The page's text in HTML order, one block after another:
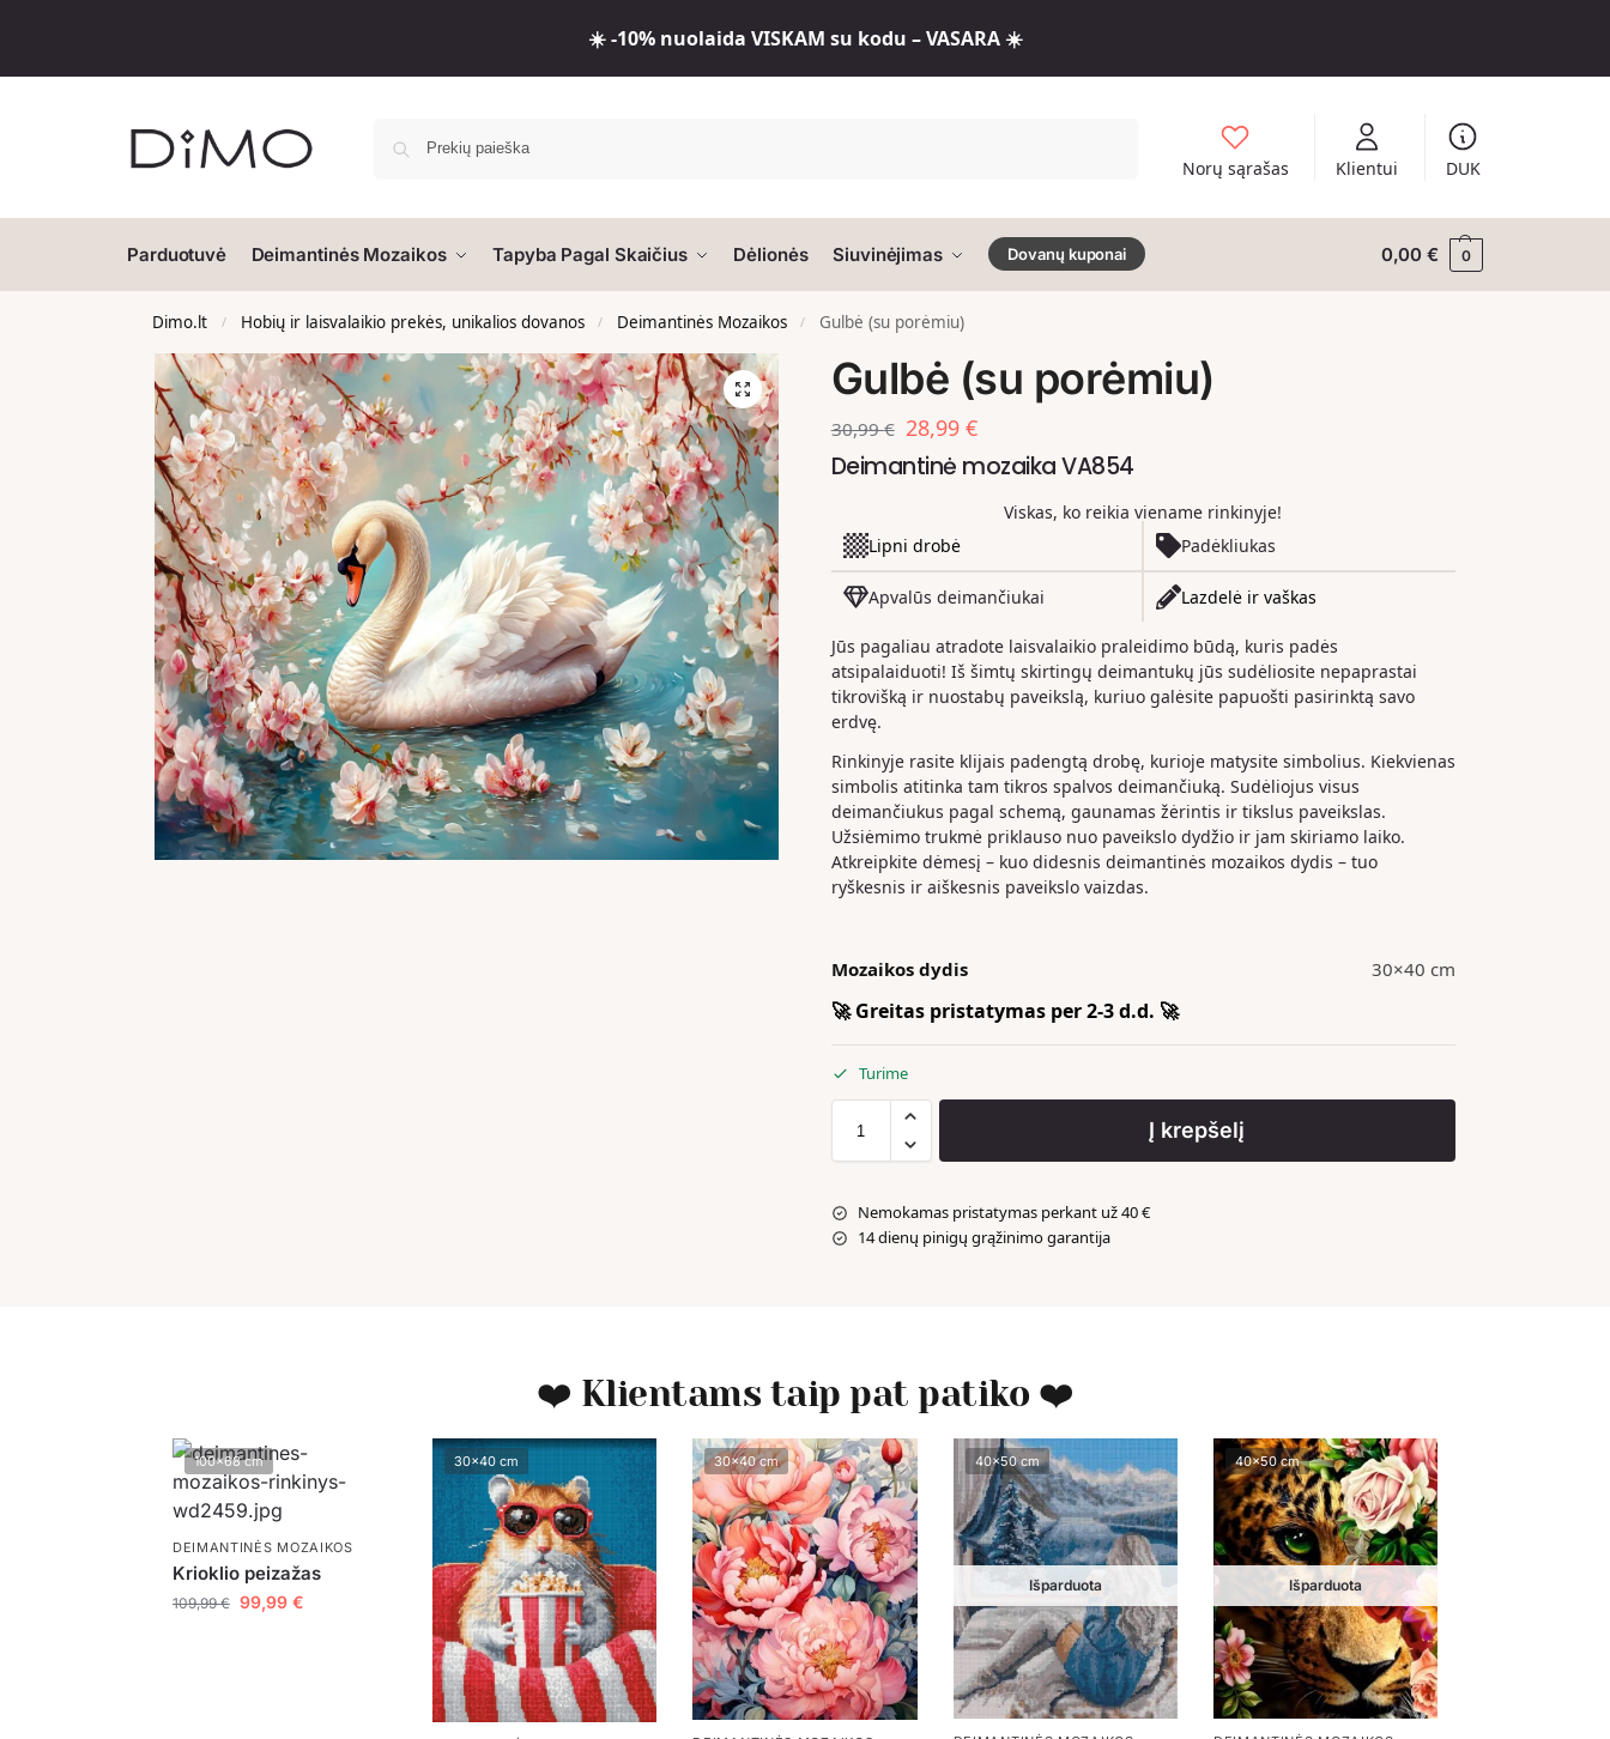
☀️ -10% nuolaida VISKAM su kodu – VASARA ☀️
Norų sąrašas Klientui DUK
Parduotuvė Deimantinės Mozaikos Tapyba Pagal Skaičius Dėlionės Siuvinėjimas Dovanų kuponai 0,00€ 0
Dimo.lt / Hobių ir laisvalaikio prekės, unikalios dovanos / Deimantinės Mozaikos / Gulbė (su porėmiu)
Gulbė (su porėmiu)
30,99€ 28,99 €
Deimantinė mozaika VA854
Viskas, ko reikia viename rinkinyje!
Lipni drobė
Padėkliukas
Apvalūs deimančiukai Lazdelė ir vaškas
Jūs pagaliau atradote laisvalaikio praleidimo būdą, kuris padės
atsipalaiduoti! Iš šimtų skirtingų deimantukų jūs sudėliosite nepaprastai
tikrovišką ir nuostabų paveikslą, kuriuo galėsite papuošti pasirinktą savo
erdvę.
Rinkinyje rasite klijais padengtą drobę, kurioje matysite simbolius. Kiekvienas
simbolis atitinka tam tikros spalvos deimančiuką. Sudėliojus visus
deimančiukus pagal schemą, gaunamas žėrintis ir tikslus paveikslas.
Užsiėmimo trukmė priklauso nuo paveikslo dydžio ir jam skiriamo laiko.
Atkreipkite dėmesį – kuo didesnis deimantinės mozaikos dydis – tuo
ryškesnis ir aiškesnis paveikslo vaizdas.
Mozaikos dydis 30×40 cm
🚀 Greitas pristatymas per 2-3 d.d. 🚀
Turime
Į krepšelį
Nemokamas pristatymas perkant už 40 €
14 dienų pinigų grąžinimo garantija
❤️ Klientams taip pat patiko ❤️
100x68 cm
DEIMANTINĖS MOZAIKOS
Krioklio peizažas
109,99€ 99,99 €
30x40 cm 30x40 cm 40x50 cm
Išparduota
40x50 cm
Išparduota